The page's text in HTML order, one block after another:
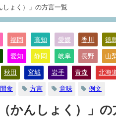
しょく）」の方言一覧
福岡 高知 愛媛 香川 徳
愛知 静岡 岐阜 長野 山
秋田 宮城 岩手 青森 北海
間食 方言 意味 例文
かんしょく）」